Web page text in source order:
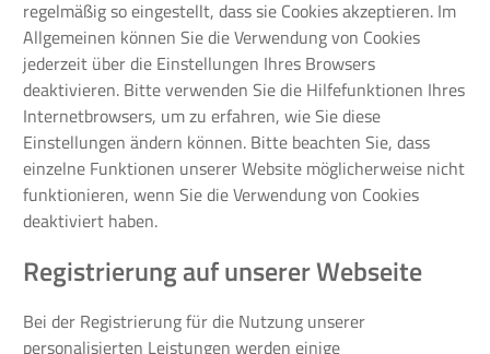
regelmäßig so eingestellt, dass sie Cookies akzeptieren. Im
Allgemeinen können Sie die Verwendung von Cookies
jederzeit über die Einstellungen Ihres Browsers
deaktivieren. Bitte verwenden Sie die Hilfefunktionen Ihres
Internetbrowsers, um zu erfahren, wie Sie diese
Einstellungen ändern können. Bitte beachten Sie, dass
einzelne Funktionen unserer Website möglicherweise nicht
funktionieren, wenn Sie die Verwendung von Cookies
deaktiviert haben.
Registrierung auf unserer Webseite
Bei der Registrierung für die Nutzung unserer
personalisierten Leistungen werden einige